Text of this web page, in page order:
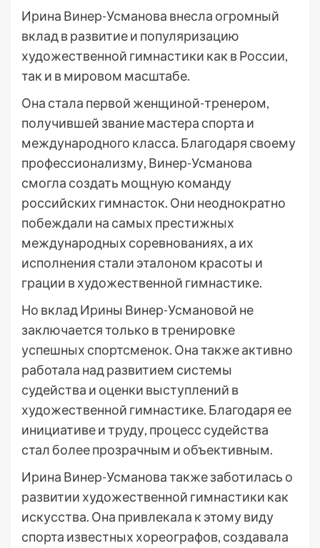
Ирина Винер-Усманова внесла огромный
вклад в развитие и популяризацию
художественной гимнастики как в России,
так и в мировом масштабе.
Она стала первой женщиной-тренером,
получившей звание мастера спорта и
международного класса. Благодаря своему
профессионализму, Винер-Усманова
смогла создать мощную команду
российских гимнасток. Они неоднократно
побеждали на самых престижных
международных соревнованиях, а их
исполнения стали эталоном красоты и
грации в художественной гимнастике.
Но вклад Ирины Винер-Усмановой не
заключается только в тренировке
успешных спортсменок. Она также активно
работала над развитием системы
судейства и оценки выступлений в
художественной гимнастике. Благодаря ее
инициативе и труду, процесс судейства
стал более прозрачным и объективным.
Ирина Винер-Усманова также заботилась о
развитии художественной гимнастики как
искусства. Она привлекала к этому виду
спорта известных хореографов, создавала